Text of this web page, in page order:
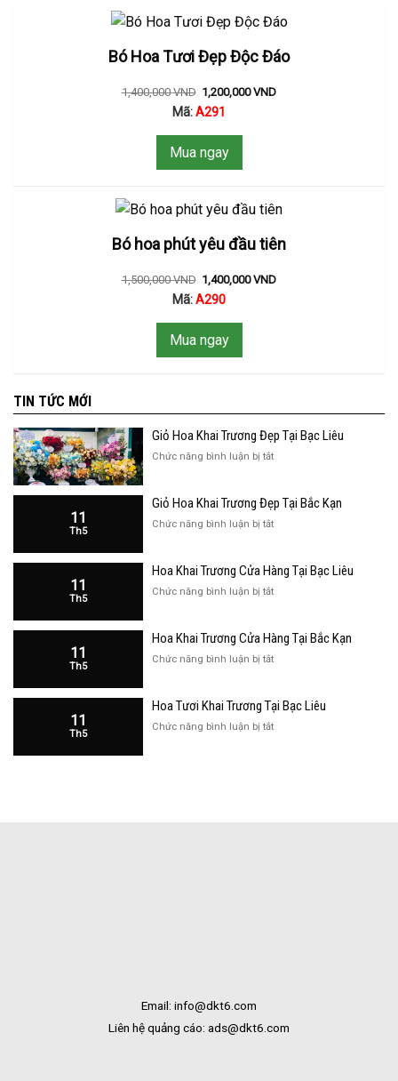
Bó Hoa Tươi Đẹp Độc Đáo
1,400,000VND 1,200,000VND
Mã:A291
Mua ngay
Bó hoa phút yêu đầu tiên
1,500,000VND 1,400,000VND
Mã:A290
Mua ngay
TIN TỨC MỚI
Giỏ Hoa Khai Trương Đẹp Tại Bạc Liêu
Chức năng bình luận bị tắtở
Khai
Đẹp
Liêu
11
Th5
Giỏ Hoa Khai Trương Đẹp Tại Bắc Kạn
Chức năng bình luận bị tắtở
Khai
Đẹp
Kạn
11
Th5
Hoa Khai Trương Cửa Hàng Tại Bạc Liêu
Chức năng bình luận bị tắtở
Trương
Hàng
Liêu
11
Th5
Hoa Khai Trương Cửa Hàng Tại Bắc Kạn
Chức năng bình luận bị tắtở
Trương
Hàng
11
Th5
Hoa Tươi Khai Trương Tại Bạc Liêu
Chức năng bình luận bị tắtở
Email: info@dkt6.com
Liên hệ quảng cáo: ads@dkt6.com